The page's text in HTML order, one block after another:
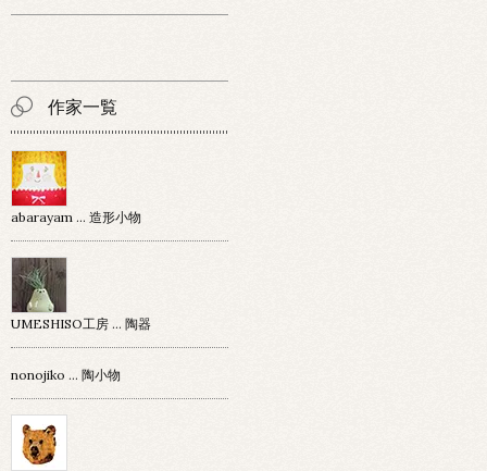
作家一覧
abarayam … 造形小物
UMESHISO工房 … 陶器
nonojiko ... 陶小物